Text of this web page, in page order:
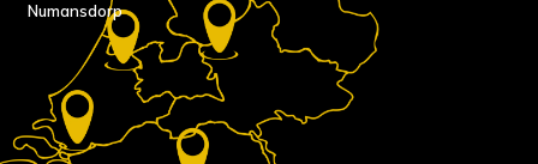
Numansdorp